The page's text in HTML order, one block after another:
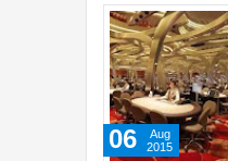
Aug
2015
07